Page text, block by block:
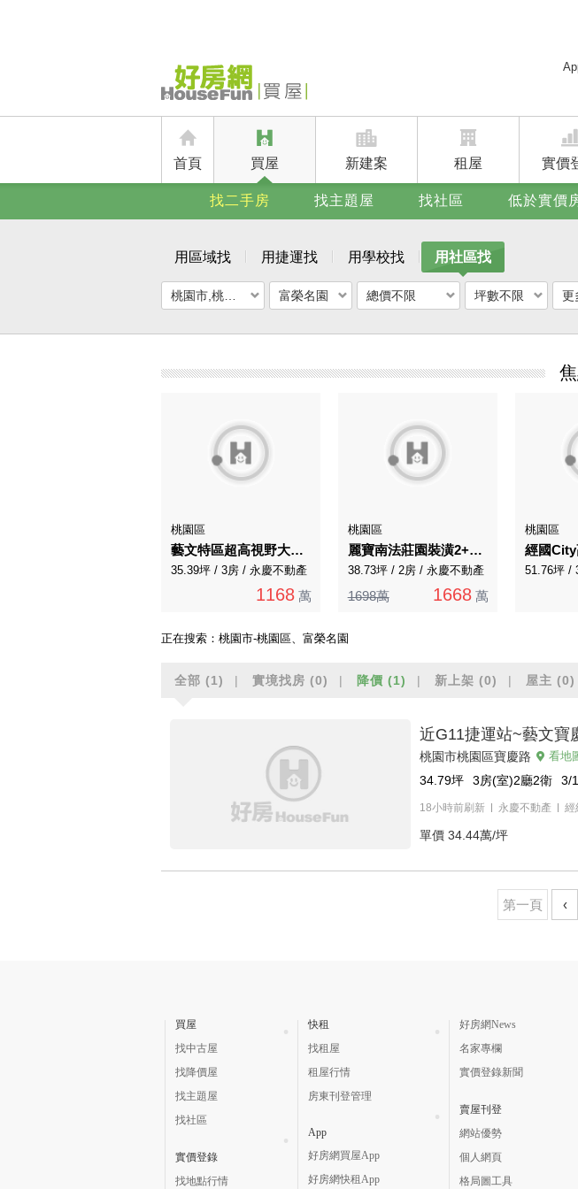
首頁 買屋 新建案 租屋 實價
找二手房 找主題屋 找社區 低於實價
用區域找 用捷運找 用學校找 用社區找
富榮名園 總價不限 坪數不限 更
桃園區
藝文特區超高視野大興敦煌寬敞明亮景觀三房
35.39坪 / 3房 / 永慶不動產
1168 萬
桃園區
麗寶南法莊園裝潢2+1房車-雙衛浴
38.73坪 / 2房 / 永慶不動產
1698萬 1668 萬
桃園區
51.76坪 /
正在搜索： 桃園市-桃園區、富榮名園
全部 (1) 實境找房 (0) 降價 (1) 新上架 (0) 屋主 (0)
近G11捷運站~藝文寶
桃園市桃園區寶慶路 看地
34.79坪 3房(室)2廳2衛 3/
18小時前刷新 永慶不動產 經
單價 34.44萬/坪
第一頁 ‹
買屋
找中古屋
找降價屋
找主題屋
找社區
實價登錄
找地點行情
快租
找租屋
租屋行情
房東刊登管理
App
好房網買屋App
好房網快租App
好房網News
名家專欄
實價登錄新聞
賣屋刊登
網站優勢
個人網頁
格局圖工具